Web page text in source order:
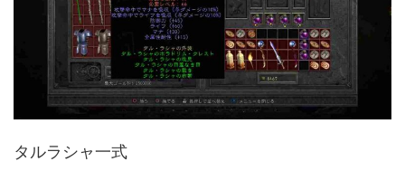
タルラシャ一式